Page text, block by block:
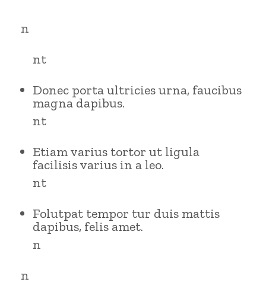
n
nt
Donec porta ultricies urna, faucibus
magna dapibus.
nt
Etiam varius tortor ut ligula
facilisis varius in a leo.
nt
Folutpat tempor tur duis mattis
dapibus, felis amet.
n
n